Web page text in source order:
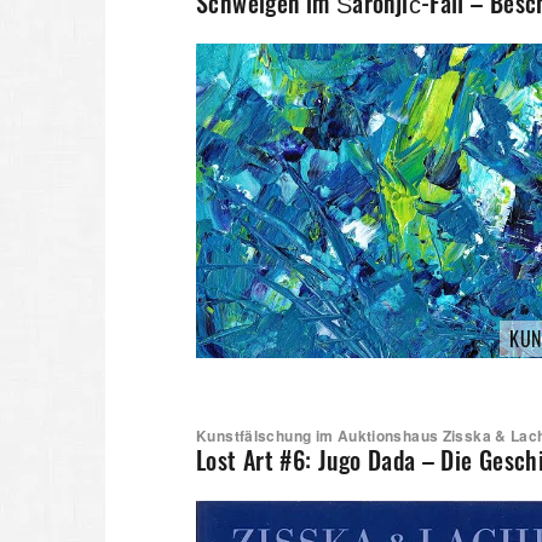
Kunstfälschung im Auktionshaus Zisska &
Lost Art #6: Jugo Dada – Die